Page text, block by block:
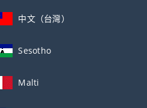
中文（台灣）
Sesotho
Malti